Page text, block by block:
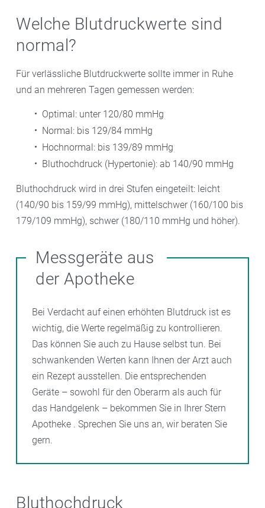
Welche Blutdruckwerte sind
normal?
Für verlässliche Blutdruckwerte sollte immer in Ruhe
und an mehreren Tagen gemessen werden:
Optimal: unter 120/80 mmHg
Normal: bis 129/84 mmHg
Hochnormal: bis 139/89 mmHg
Bluthochdruck (Hypertonie): ab 140/90 mmHg
Bluthochdruck wird in drei Stufen eingeteilt: leicht
(140/90 bis 159/99 mmHg), mittelschwer (160/100 bis
179/109 mmHg), schwer (180/110 mmHg und höher).
Messgeräte aus
der Apotheke
Bei Verdacht auf einen erhöhten Blutdruck ist es
wichtig, die Werte regelmäßig zu kontrollieren.
Das können Sie auch zu Hause selbst tun. Bei
schwankenden Werten kann Ihnen der Arzt auch
ein Rezept ausstellen. Die entsprechenden
Geräte – sowohl für den Oberarm als auch für
das Handgelenk – bekommen Sie in Ihrer Stern
Apotheke . Sprechen Sie uns an, wir beraten Sie
gern.
Bluthochdruck